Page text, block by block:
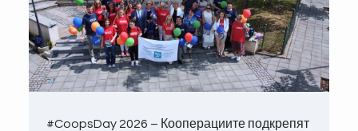
#CoopsDay 2026 – Кооперациите подкрепят